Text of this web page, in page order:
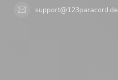
support@123paracord.de